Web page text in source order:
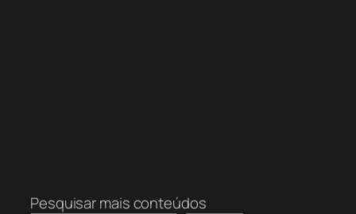
Pesquisar mais conteúdos